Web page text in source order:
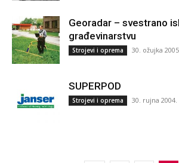
Georadar – svestrano
građevinarstvu
Strojevi i oprema 30. ožujka
SUPERPOD
Strojevi i oprema 30. rujna 2004.